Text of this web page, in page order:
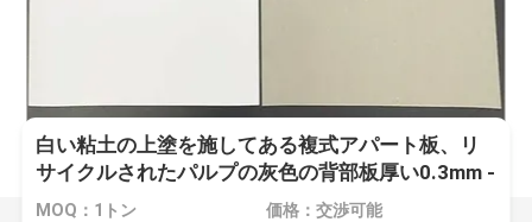
白い粘土の上塗を施してある複式アパート板、リ
サイクルされたパルプの灰色の背部板厚い0.3mm -
2mm
MOQ：1トン 価格：交渉可能